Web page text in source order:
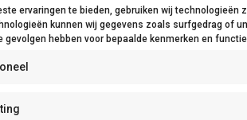
ervaringen te bieden, gebruiken wij
kunnen wij gegevens zoals surfgedrag of
gevolgen hebben voor bepaalde kenmerken en
17
250 62 03